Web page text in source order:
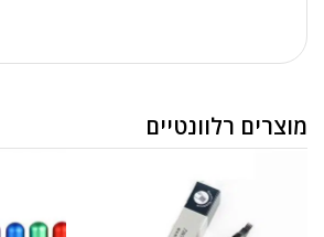
מוצרים רלוונטיים